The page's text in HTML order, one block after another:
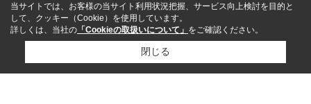
当サイトでは、お客様の当サイト利用状況把握、サービス向上検討を目的と
して、クッキー（Cookie）を使用しています。
詳しくは、当社の 「Cookieの取扱いについて」 をご確認ください。
閉じる